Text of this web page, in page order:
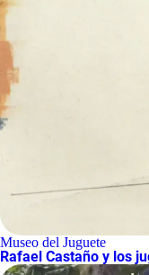
Museo del Juguete
Rafael Castaño y los